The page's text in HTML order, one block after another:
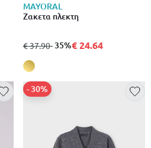
MAYORAL
Ζακετα πλεκτη
από
€ 37.90σε
- 35%€ 24.64
- 30%